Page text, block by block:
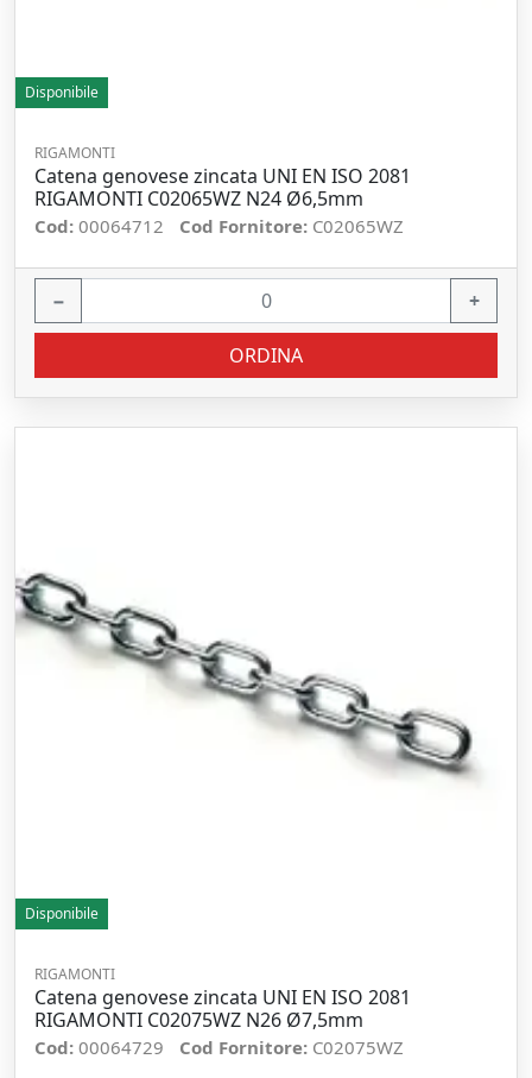
Disponibile
RIGAMONTI
Catena genovese zincata UNI EN ISO 2081
RIGAMONTI C02065WZ N24 Ø6,5mm
Cod: 00064712 Cod Fornitore: C02065WZ
− +
ORDINA
Disponibile
RIGAMONTI
Catena genovese zincata UNI EN ISO 2081
RIGAMONTI C02075WZ N26 Ø7,5mm
Cod: 00064729 Cod Fornitore: C02075WZ